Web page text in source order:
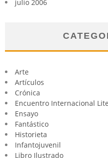
julio 2006
Arte
Artículos
Crónica
Encuentro Internacional
Ensayo
Fantástico
Historieta
Infantojuvenil
Libro Ilustrado